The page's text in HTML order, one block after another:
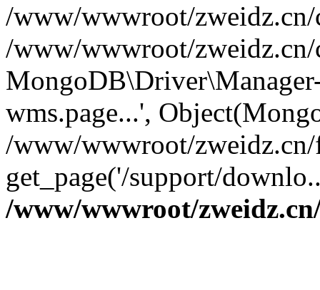
/www/wwwroot/zweidz.cn/
/www/wwwroot/
wms.page...',
/www/wwwroot/
get_page('/support/
/www/wwwroot/